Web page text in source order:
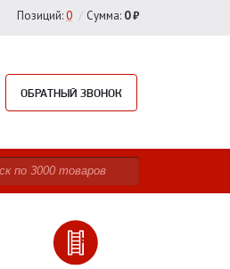
Позиций:0 / Сумма: 0 ₽
ОБРАТНЫЙ ЗВОНОК